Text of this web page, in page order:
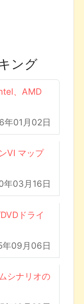
ング
、AMD
年01月02日
VI マップ
年03月16日
ドライ
年09月06日
シナリオの